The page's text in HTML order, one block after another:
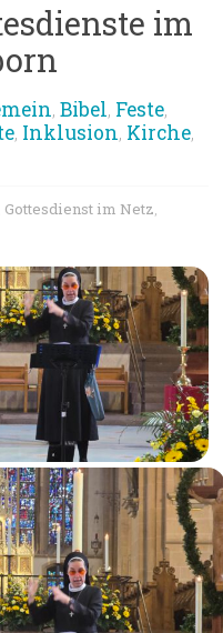
im
,Bibel, Feste,
, Inklusion, Kirche,
Gottesdienst im Netz,